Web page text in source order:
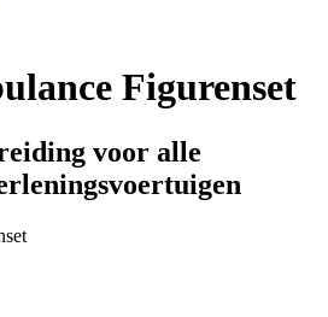
Figurenset
voor alle